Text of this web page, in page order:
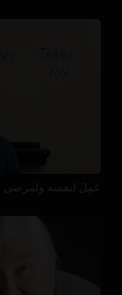
عَمِلَ لنفسه ولمرضى